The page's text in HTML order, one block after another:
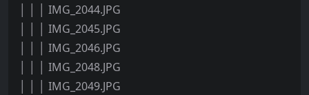
│ │ │ IMG_2044.JPG
│ │ │ IMG_2045.JPG
│ │ │ IMG_2046.JPG
│ │ │ IMG_2048.JPG
│ │ │ IMG_2049.JPG